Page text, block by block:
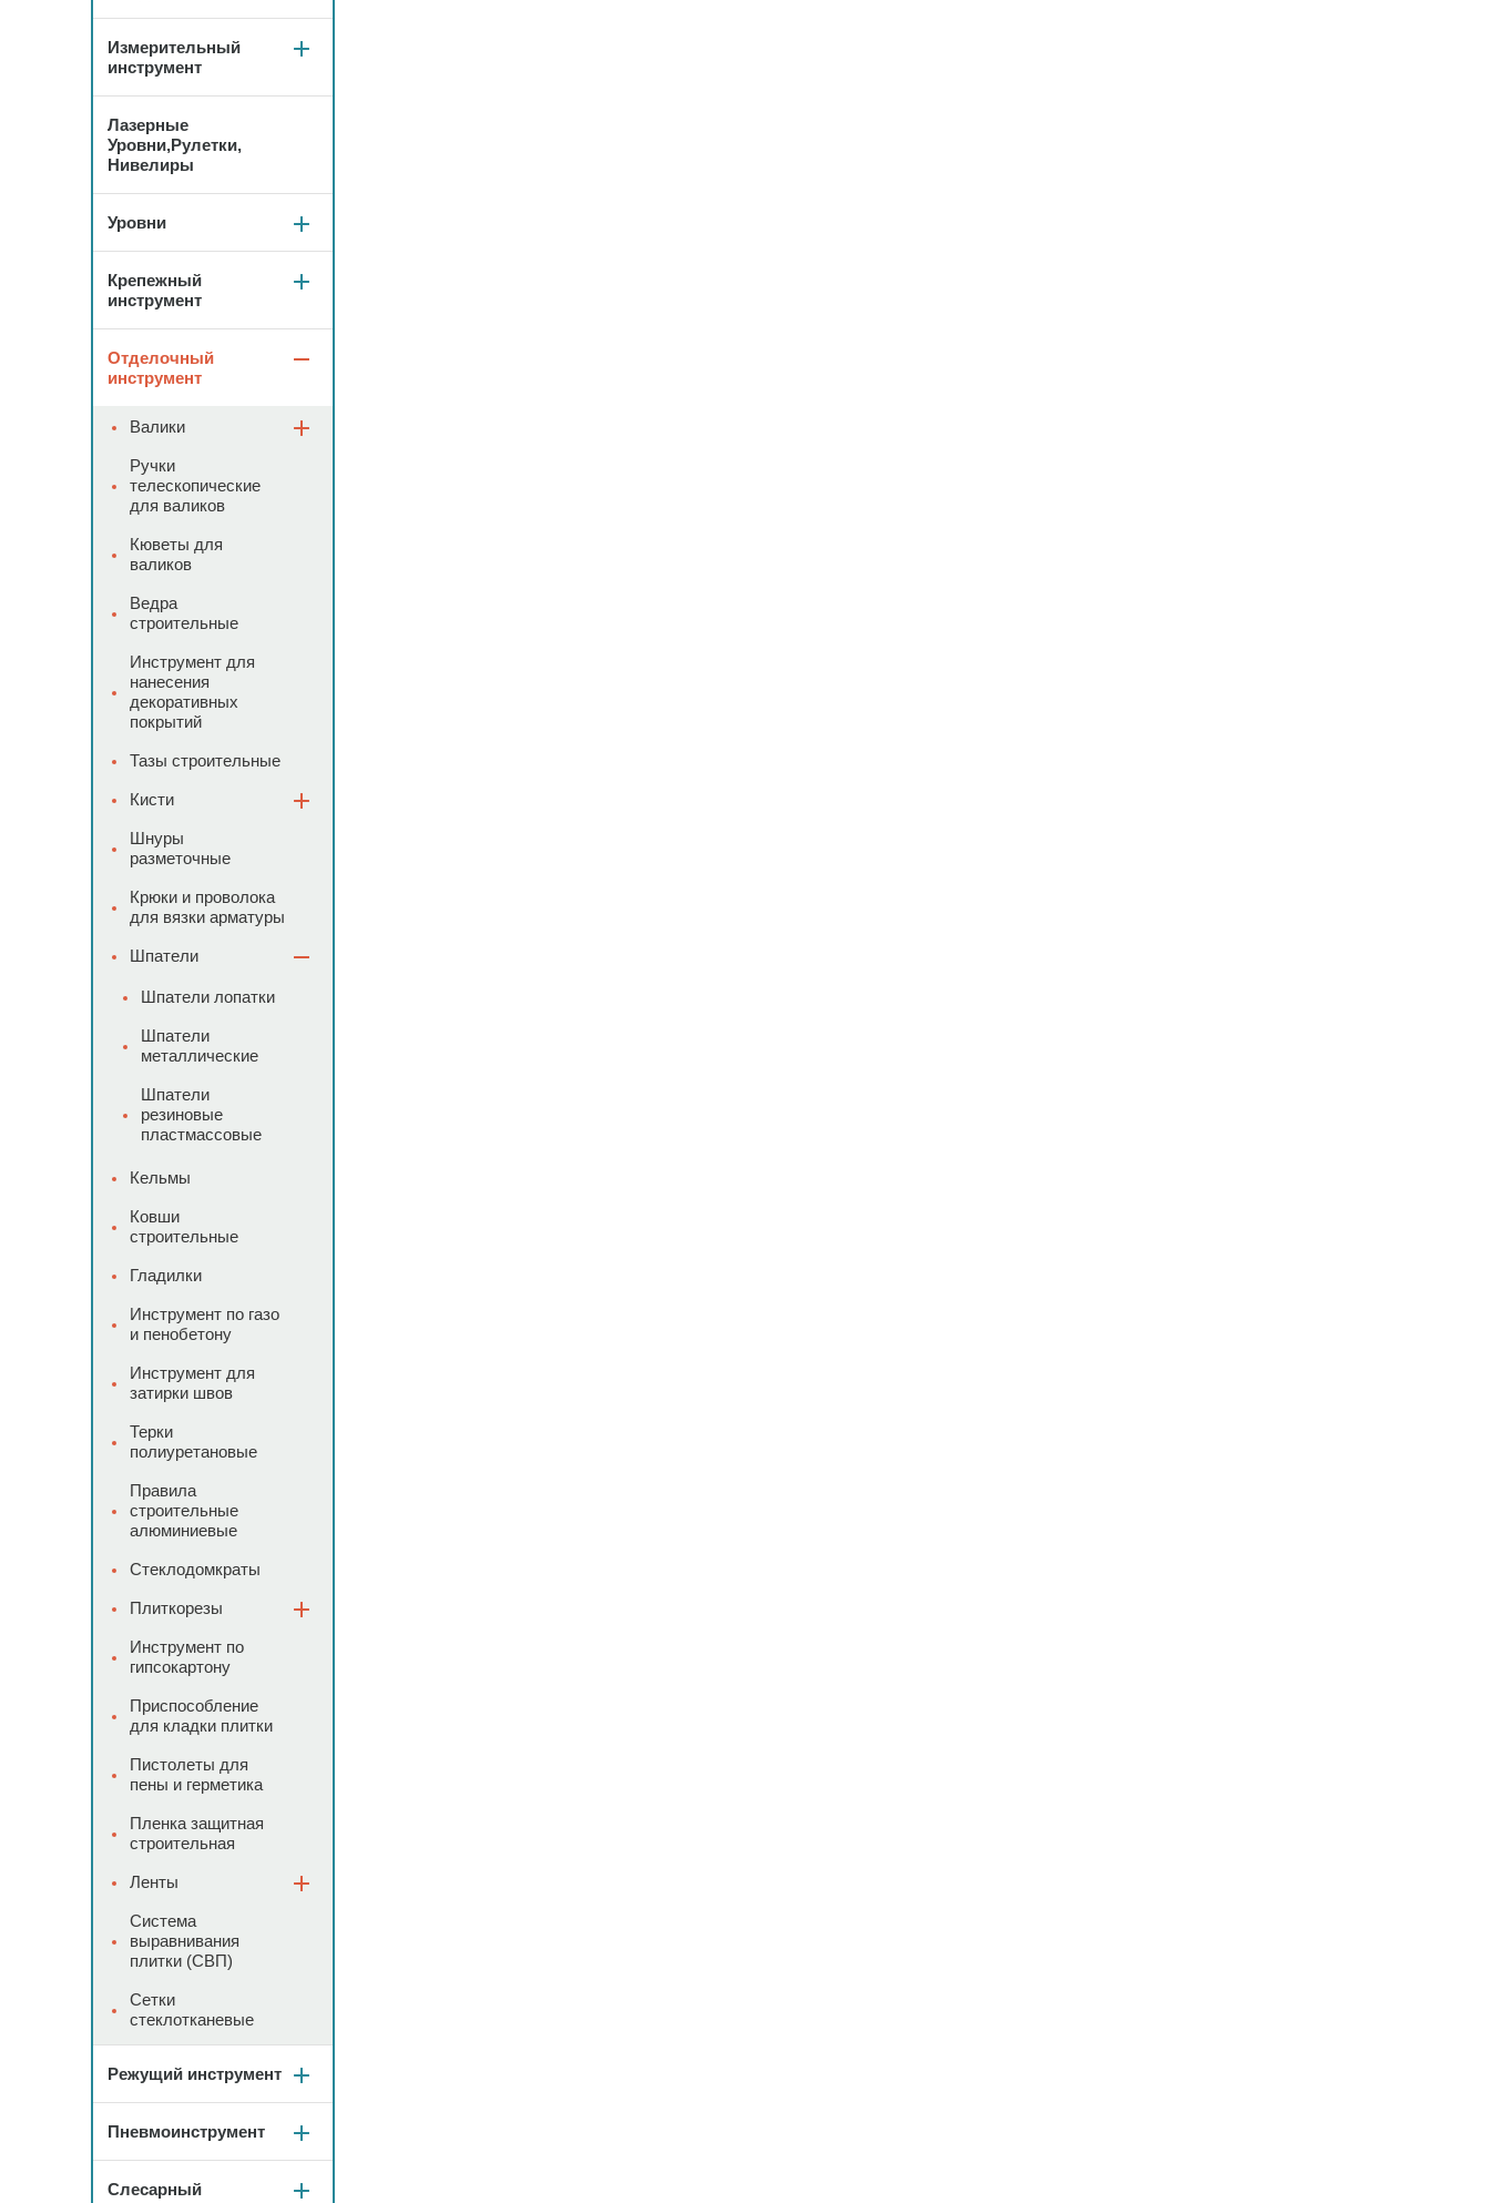
Измерительный
инструмент
Лазерные
Уровни,Рулетки,
Нивелиры
Уровни
Крепежный
инструмент
Отделочный
инструмент
Валики
Ручки
телескопические
для валиков
Кюветы для
валиков
Ведра
строительные
Инструмент для
нанесения
декоративных
покрытий
Тазы строительные
Кисти
Шнуры
разметочные
Крюки и проволока
для вязки арматуры
Шпатели
Шпатели лопатки
Шпатели
металлические
Шпатели
резиновые
пластмассовые
Кельмы
Ковши
строительные
Гладилки
Инструмент по газо
и пенобетону
Инструмент для
затирки швов
Терки
полиуретановые
Правила
строительные
алюминиевые
Стеклодомкраты
Плиткорезы
Инструмент по
гипсокартону
Приспособление
для кладки плитки
Пистолеты для
пены и герметика
Пленка защитная
строительная
Ленты
Система
выравнивания
плитки (СВП)
Сетки
стеклотканевые
Режущий инструмент
Пневмоинструмент
Слесарный